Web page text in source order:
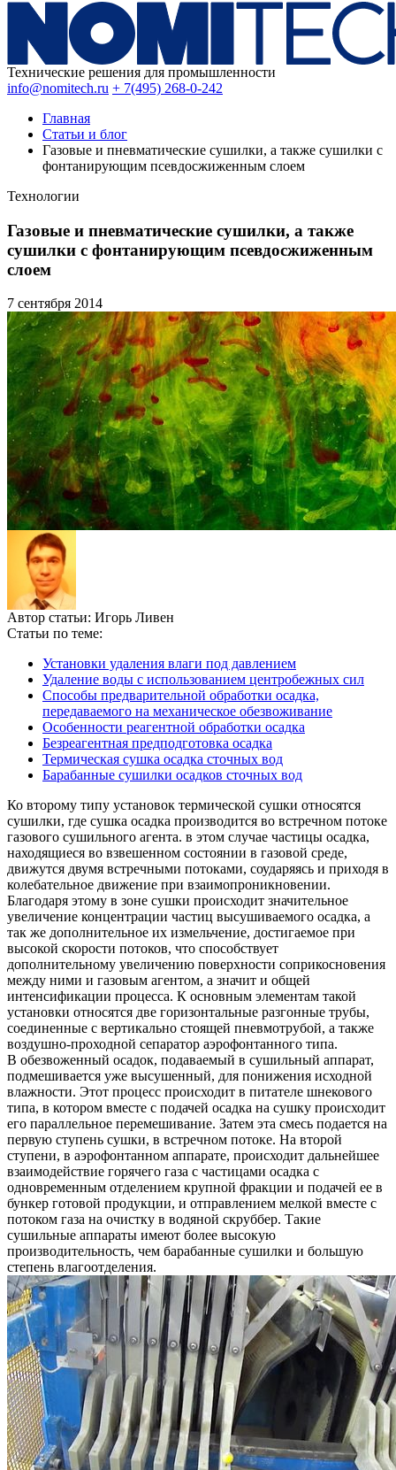
Технические решения для промышленности
info@nomitech.ru + 7(495) 268-0-242
Главная
Статьи и блог
Газовые и пневматические сушилки, а также сушилки с
фонтанирующим псевдосжиженным слоем
Технологии
Газовые и пневматические сушилки, а также
сушилки с фонтанирующим псевдосжиженным
слоем
7 сентября 2014
Автор статьи: Игорь Ливен
Статьи по теме:
Установки удаления влаги под давлением
Удаление воды с использованием центробежных сил
Способы предварительной обработки осадка,
передаваемого на механическое обезвоживание
Особенности реагентной обработки осадка
Безреагентная предподготовка осадка
Термическая сушка осадка сточных вод
Барабанные сушилки осадков сточных вод
Ко второму типу установок термической сушки относятся
сушилки, где сушка осадка производится во встречном потоке
газового сушильного агента. в этом случае частицы осадка,
находящиеся во взвешенном состоянии в газовой среде,
движутся двумя встречными потоками, соударяясь и приходя в
колебательное движение при взаимопроникновении.
Благодаря этому в зоне сушки происходит значительное
увеличение концентрации частиц высушиваемого осадка, а
так же дополнительное их измельчение, достигаемое при
высокой скорости потоков, что способствует
дополнительному увеличению поверхности соприкосновения
между ними и газовым агентом, а значит и общей
интенсификации процесса. К основным элементам такой
установки относятся две горизонтальные разгонные трубы,
соединенные с вертикально стоящей пневмотрубой, а также
воздушно-проходной сепаратор аэрофонтанного типа.
В обезвоженный осадок, подаваемый в сушильный аппарат,
подмешивается уже высушенный, для понижения исходной
влажности. Этот процесс происходит в питателе шнекового
типа, в котором вместе с подачей осадка на сушку происходит
его параллельное перемешивание. Затем эта смесь подается на
первую ступень сушки, в встречном потоке. На второй
ступени, в аэрофонтанном аппарате, происходит дальнейшее
взаимодействие горячего газа с частицами осадка с
одновременным отделением крупной фракции и подачей ее в
бункер готовой продукции, и отправлением мелкой вместе с
потоком газа на очистку в водяной скруббер. Такие
сушильные аппараты имеют более высокую
производительность, чем барабанные сушилки и большую
степень влагоотделения.